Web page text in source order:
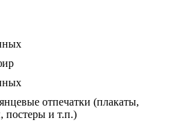
отпечатки (плакаты,
и т.п.)